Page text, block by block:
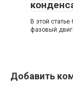
В этой
фазовый
Добавить